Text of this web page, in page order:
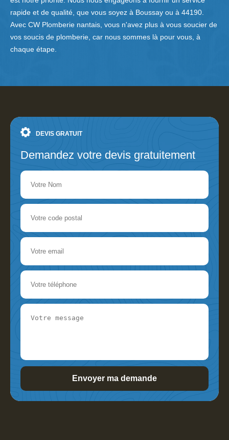
rapide et de qualité, que vous soyez à Boussay ou à 44190.
Avec CW Plomberie nantais, vous n'avez plus à vous soucier de
vos soucis de plomberie, car nous sommes là pour vous, à
chaque étape.
DEVIS GRATUIT
Demandez votre devis gratuitement